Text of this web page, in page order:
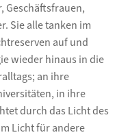
Geschäftsfrauen,
Sie alle tanken im
auf und
wieder hinaus in die
an ihre
in ihre
durch das Licht des
Licht für andere